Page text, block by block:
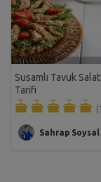
Susamlı Tavuk
Tarifi
Sahrap Soysal